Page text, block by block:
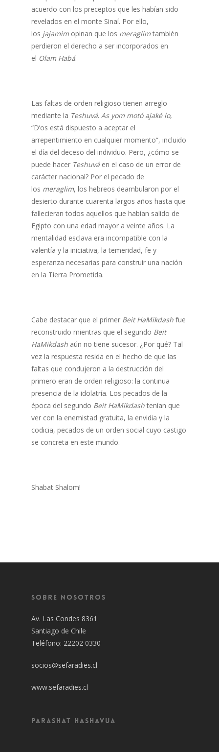
acuerdo con los preceptos que les habían sido
revelados en el monte Sinaí. Por ello,
los jajamim opinan que los meraglimtambién
perdieron el derecho a ser incorporados en
el Olam Habá.
Las faltas de orden religioso tienen arreglo
mediante la Teshuvá. As yom motó ajaké lo,
“D’os está dispuesto a aceptar el
arrepentimiento en cualquier momento”, incluido
el día del deceso del individuo. Pero, ¿cómo se
puede hacer Teshuvá en el caso de un error de
carácter nacional? Por el pecado de
los meraglim, los hebreos deambularon por el
desierto durante cuarenta largos años hasta que
fallecieran todos aquellos que habían salido de
Egipto con una edad mayor a veinte años. La
mentalidad esclava era incompatible con la
valentía y la iniciativa, la temeridad, fe y
esperanza necesarias para construir una nación
en la Tierra Prometida.
Cabe destacar que el primer Beit HaMikdash fue
reconstruido mientras que el segundo Beit
HaMikdash aún no tiene sucesor. ¿Por qué? Tal
vez la respuesta resida en el hecho de que las
faltas que condujeron a la destrucción del
primero eran de orden religioso: la continua
presencia de la idolatría. Los pecados de la
época del segundo Beit HaMikdashtenían que
ver con la enemistad gratuita, la envidia y la
codicia, pecados de un orden social cuyo castigo
se concreta en este mundo.
Shabat Shalom!
Sobre Nosotros
Av. Las Condes 8361
Santiago de Chile
Teléfono: 22202 0330
socios@sefaradies.cl
www.sefaradies.cl
Parashat Hashavua